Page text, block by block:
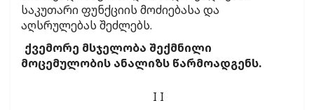
საკუთარი ფუნქციის მოძიებასა და
აღსრულებას შეძლებს.
ქვემორე მსჯელობა შექმნილი
მოცემულობის ანალიზს წარმოადგენს.
I I